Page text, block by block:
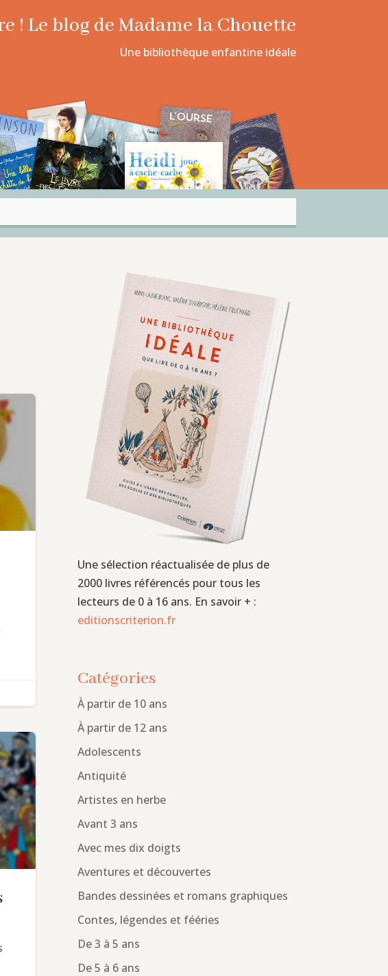
! Le blog de Madame la Chouette
Une bibliothèque enfantine idéale
Une sélection réactualisée de plus de
2000 livres référencés pour tous les
lecteurs de 0 à 16 ans. En savoir + :
editionscriterion.fr
Catégories
À partir de 10 ans
À partir de 12 ans
Adolescents
Antiquité
Artistes en herbe
Avant 3 ans
Avec mes dix doigts
Aventures et découvertes
Bandes dessinées et romans graphiques
Contes, légendes et fééries
De 3 à 5 ans
De 5 à 6 ans